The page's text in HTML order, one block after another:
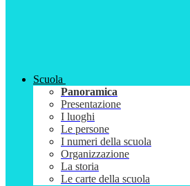
Scuola
Panoramica
Presentazione
I luoghi
Le persone
I numeri della scuola
Organizzazione
La storia
Le carte della scuola